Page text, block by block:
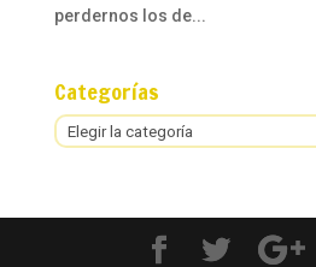
perdernos los de...
Categorías
Categorías